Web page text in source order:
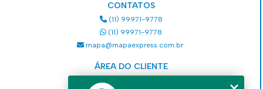
CONTATOS
(11) 99971-9778
(11) 99971-9778
mapa@mapaexpress.com.br
ÁREA DO CLIENTE